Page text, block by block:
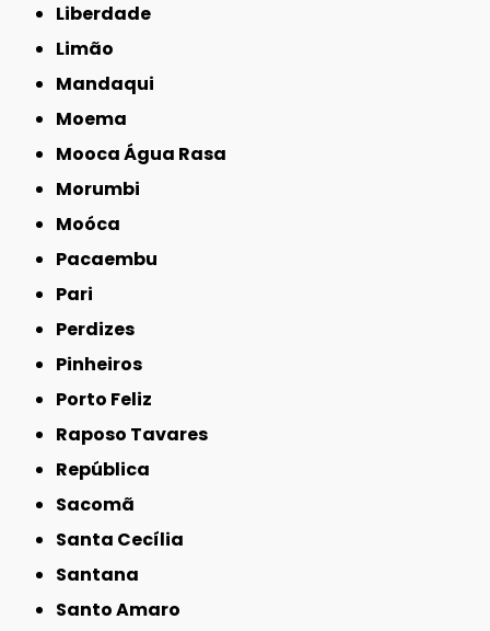
Liberdade
Limão
Mandaqui
Moema
Mooca Água Rasa
Morumbi
Moóca
Pacaembu
Pari
Perdizes
Pinheiros
Porto Feliz
Raposo Tavares
República
Sacomã
Santa Cecília
Santana
Santo Amaro